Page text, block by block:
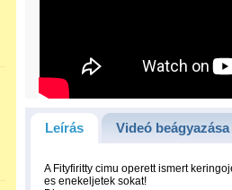
Leírás Videó beágyazása
A Fityfiritty cimu operett ismert
es enekeljetek sokat!